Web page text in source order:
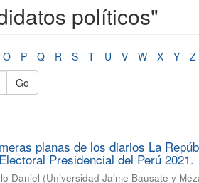
políticos"
O P Q R S T U V W X Y
Z
Go
planas de los diarios La
Presidencial del Perú 2021.
Daniel (Universidad Jaime Bausate y